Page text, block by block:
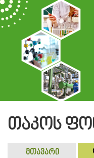
თაკოს
მთავარი